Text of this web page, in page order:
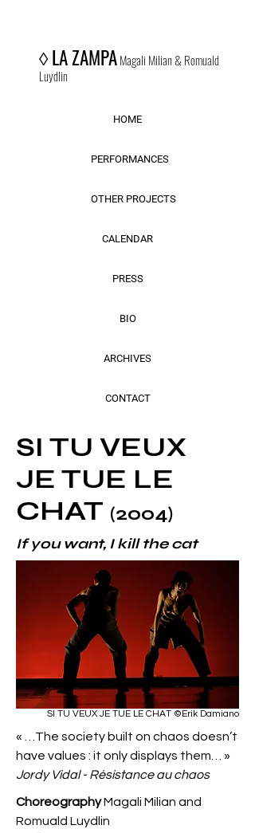
◊LA ZAMPAMagali Milian & Romuald
Luydlin
HOME
PERFORMANCES
OTHER PROJECTS
CALENDAR
PRESS
BIO
ARCHIVES
CONTACT
SI TU VEUX
JE TUE LE
CHAT (2004)
If you want, I kill the cat
SI TU VEUX JE TUE LE CHAT ©Erik Damiano
« …The society built on chaos doesn’t
have values : it only displays them… »
Jordy Vidal - Résistance au chaos
ChoreographyMagali Milian and
Romuald Luydlin